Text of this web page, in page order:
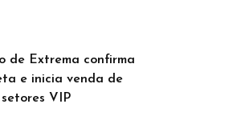
de Extrema confirma
e inicia venda de
VIP